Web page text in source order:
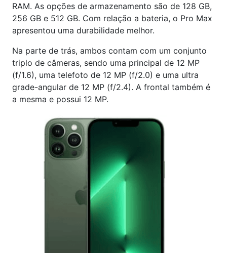
RAM. As opções de armazenamento são de 128 GB,
256 GB e 512 GB. Com relação a bateria, o Pro Max
apresentou uma durabilidade melhor.
Na parte de trás, ambos contam com um conjunto
triplo de câmeras, sendo uma principal de 12 MP
(f/1.6), uma telefoto de 12 MP (f/2.0) e uma ultra
grade-angular de 12 MP (f/2.4). A frontal também é
a mesma e possui 12 MP.